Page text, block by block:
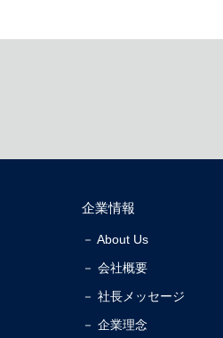
企業情報
－ About Us
－ 会社概要
－ 社長メッセージ
－ 企業理念